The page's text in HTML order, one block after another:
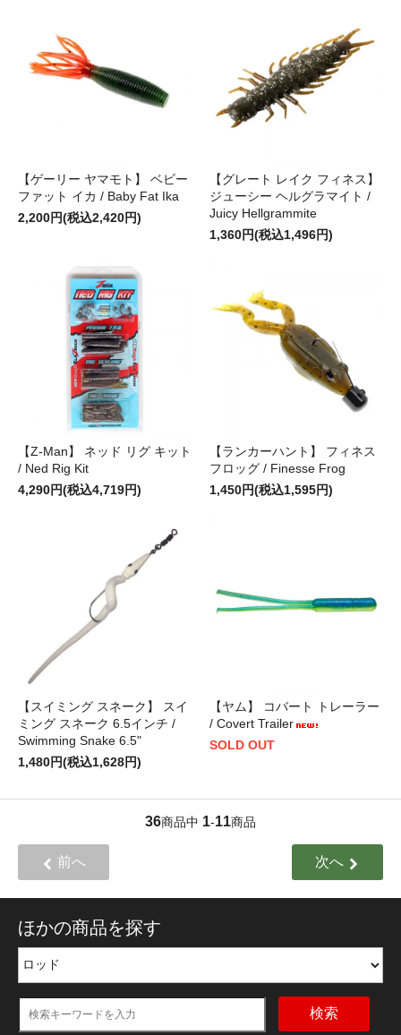
【ゲーリー ヤマモト】 ベビー
ファット イカ / Baby Fat Ika
2,200円(税込2,420円)
【グレート レイク フィネス】
ジューシー ヘルグラマイト /
Juicy Hellgrammite
1,360円(税込1,496円)
【Z-Man】 ネッド リグ キット
/ Ned Rig Kit
4,290円(税込4,719円)
【ランカーハント】 フィネス
フロッグ / Finesse Frog
1,450円(税込1,595円)
【スイミング スネーク】 スイ
ミング スネーク 6.5インチ /
Swimming Snake 6.5"
1,480円(税込1,628円)
【ヤム】 コバート トレーラー
/ Covert Trailer
SOLD OUT
36商品中 1-11商品
前へ 次へ
ほかの商品を探す
検索